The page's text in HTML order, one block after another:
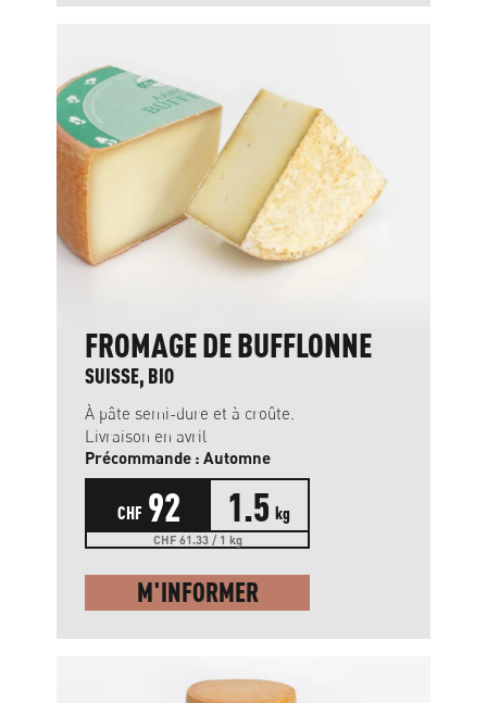
FROMAGE DE BUFFLONNE
SUISSE, BIO
À pâte semi-dure et à croûte.
Livraison en avril
Précommande : Automne
CHF 92 1.5 kg
CHF 61.33 / 1 kg
M'INFORMER